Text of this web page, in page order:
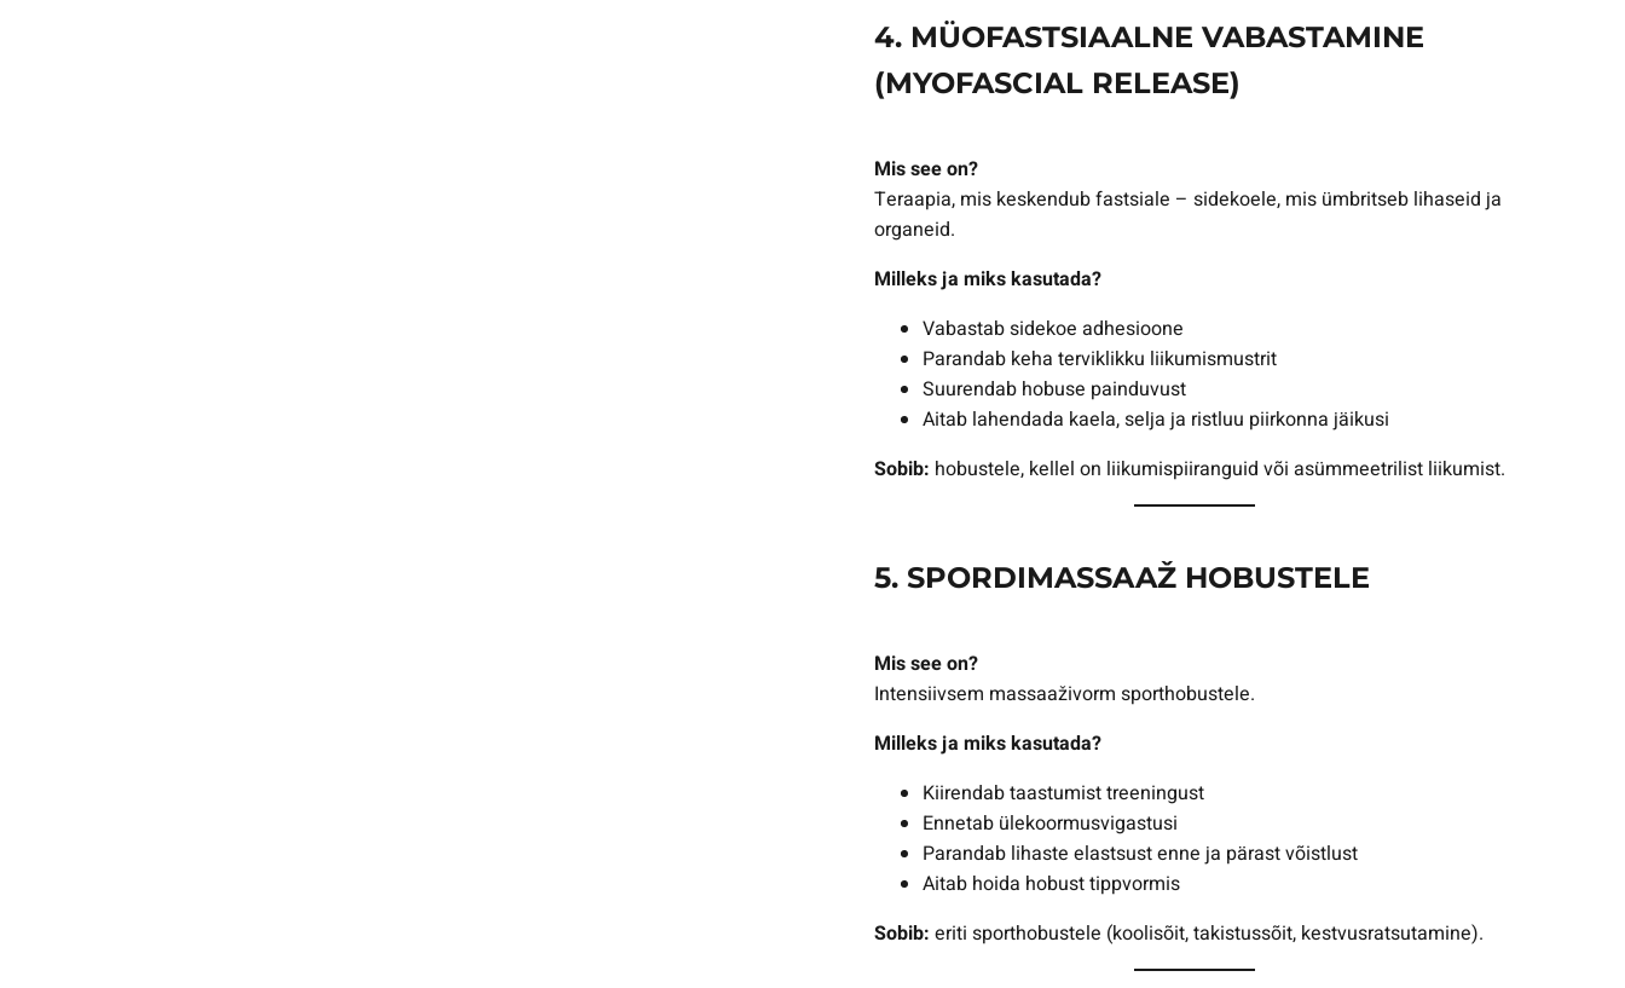
4. MÜOFASTSIAALNE VABASTAMINE
(MYOFASCIAL RELEASE)
Mis see on?
Teraapia, mis keskendub fastsiale – sidekoele, mis ümbritseb lihaseid ja
organeid.
Milleks ja miks kasutada?
Vabastab sidekoe adhesioone
Parandab keha terviklikku liikumismustrit
Suurendab hobuse painduvust
Aitab lahendada kaela, selja ja ristluu piirkonna jäikusi
Sobib: hobustele, kellel on liikumispiiranguid või asümmeetrilist liikumist.
5. SPORDIMASSAAŽ HOBUSTELE
Mis see on?
Intensiivsem massaaživorm sporthobustele.
Milleks ja miks kasutada?
Kiirendab taastumist treeningust
Ennetab ülekoormusvigastusi
Parandab lihaste elastsust enne ja pärast võistlust
Aitab hoida hobust tippvormis
Sobib: eriti sporthobustele (koolisõit, takistussõit, kestvusratsutamine).